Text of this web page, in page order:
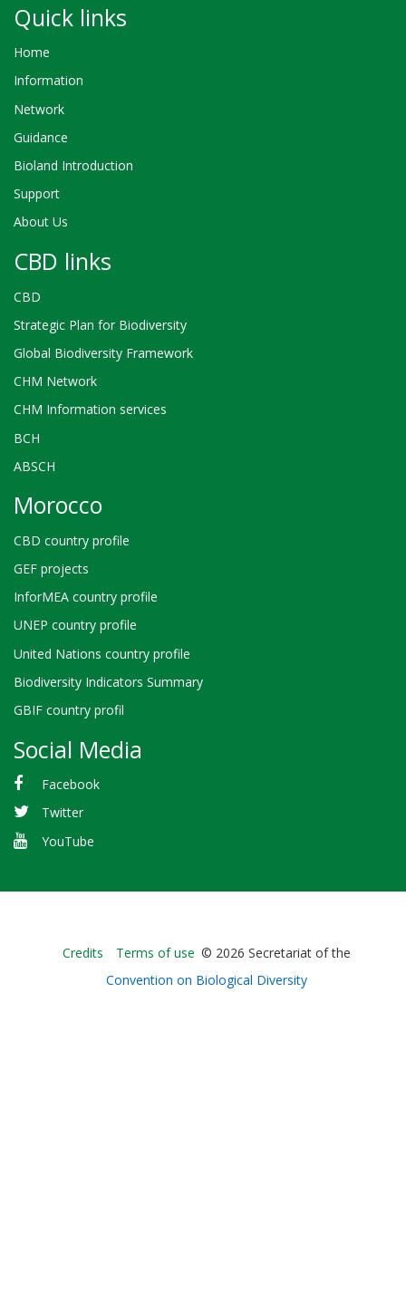
Quick links
Home
Information
Network
Guidance
Bioland Introduction
Support
About Us
CBD links
CBD
Strategic Plan for Biodiversity
Global Biodiversity Framework
CHM Network
CHM Information services
BCH
ABSCH
Morocco
CBD country profile
GEF projects
InforMEA country profile
UNEP country profile
United Nations country profile
Biodiversity Indicators Summary
GBIF country profil
Social Media
Facebook
Twitter
YouTube
Bioland
-
Credits Terms of use © 2026 Secretariat of the
Convention on Biological Diversity